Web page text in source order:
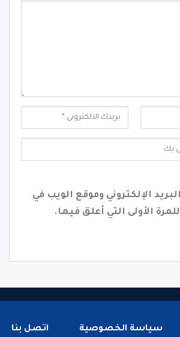
الإلكتروني وموقع الويب في
الأولى التي أعلق فيها.
سياسة الخصوصية اتصل بنا